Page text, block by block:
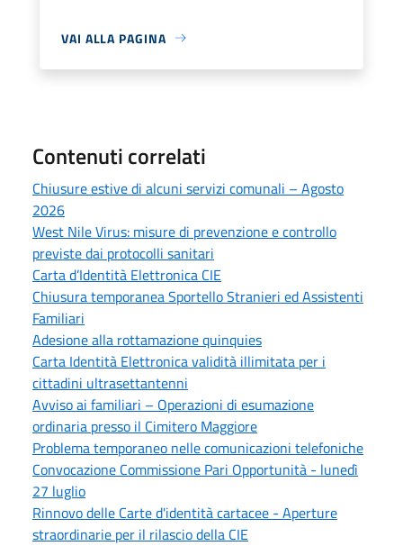
VAI ALLA PAGINA
Contenuti correlati
Chiusure estive di alcuni servizi comunali – Agosto
2026
West Nile Virus: misure di prevenzione e controllo
previste dai protocolli sanitari
Carta d’Identità Elettronica CIE
Chiusura temporanea Sportello Stranieri ed Assistenti
Familiari
Adesione alla rottamazione quinquies
Carta Identità Elettronica validità illimitata per i
cittadini ultrasettantenni
Avviso ai familiari – Operazioni di esumazione
ordinaria presso il Cimitero Maggiore
Problema temporaneo nelle comunicazioni telefoniche
Convocazione Commissione Pari Opportunità - lunedì
27 luglio
Rinnovo delle Carte d'identità cartacee - Aperture
straordinarie per il rilascio della CIE